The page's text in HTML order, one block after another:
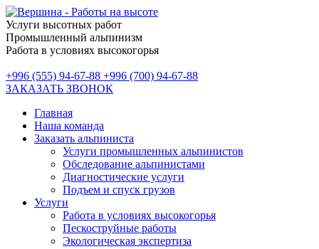
Услуги высотных работ
Промышленный альпинизм
Работа в условиях высокогорья
+996 (555) 94-67-88 +996 (700) 94-67-88
ЗАКАЗАТЬ ЗВОНОК
Главная
Наша команда
Заказать альпиниста
Услуги промышленных альпинистов
Обследование альпинистами
Диагностические услуги
Подъем и спуск грузов
Услуги
Работа в условиях высокогорья
Пескоструйные работы
Экологическая экспертиза